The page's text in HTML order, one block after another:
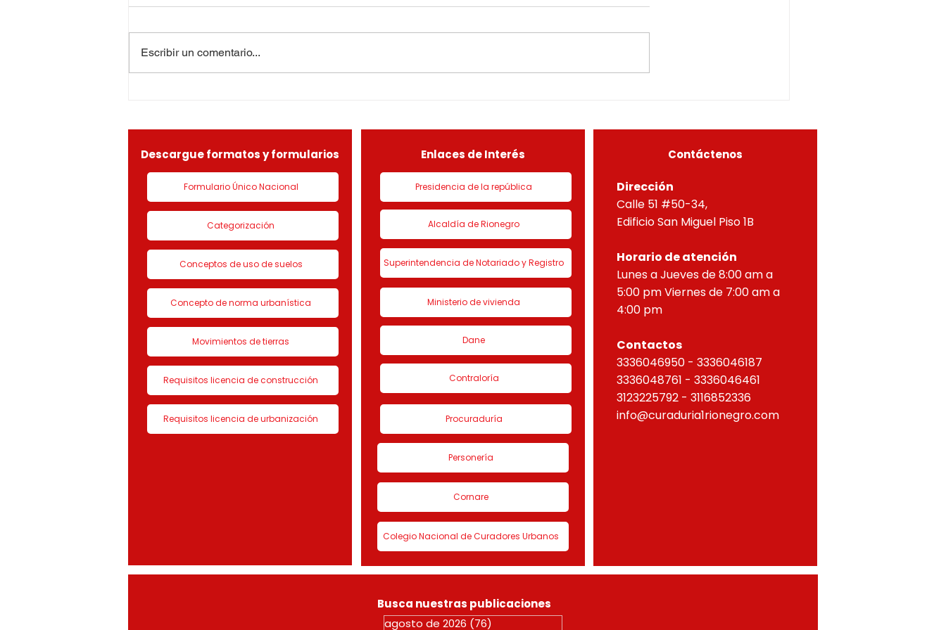
Confirmar en todos sus
del 27 de mayo de 2026, se
ordenó “Negar a la sociedad
ESPIRAL BAJO CERO S.A.S,
LICENCIA DE CON
Aprobar a la sociedad
CONSTRUCTIVO POR ETAPAS
de urbanización 1 denominado
Entender desistida y ordenar
DEMOLICION TOTAL Y OBRA
HORIZONTAL, correspondien
Escribir un comentario...
Descargue formatos y formularios
Formulario Único Nacional
Categorización
Conceptos de uso de suelos
Concepto de norma urbanística
Movimientos de tierras
Requisitos licencia de construcción
Requisitos licencia de urbanización
Enlaces de Interés
Presidencia de la república
Alcaldía de Rionegro
Superintendencia de Notariado y Registro
Ministerio de vivienda
Dane
Contraloría
Procuraduría
Personería
Cornare
Colegio Nacional de Curadores Urbanos
Contáctenos
Dirección
Calle 51 #50-34,
Edificio San Miguel Piso 1B
Horario de atención
Lunes a Jueves de 8:00 am a
5:00 pm Viernes de 7:00 am a
4:00 pm
Contactos
3336046950 - 3336046187
3336048761 - 3336046461
3123225792 - 3116852336
info@curaduria1rionegro.com
Busca nuestras publicaciones
agosto de 2026 (76)